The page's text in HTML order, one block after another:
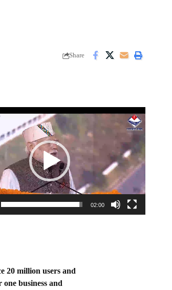
Share
02:00
20 million users and
one business and